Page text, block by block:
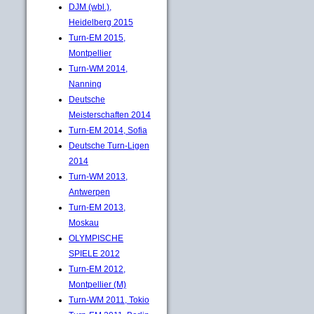
DJM (wbl.),
Heidelberg 2015
Turn-EM 2015,
Montpellier
Turn-WM 2014,
Nanning
Deutsche
Meisterschaften 2014
Turn-EM 2014, Sofia
Deutsche Turn-Ligen
2014
Turn-WM 2013,
Antwerpen
Turn-EM 2013,
Moskau
OLYMPISCHE
SPIELE 2012
Turn-EM 2012,
Montpellier (M)
Turn-WM 2011, Tokio